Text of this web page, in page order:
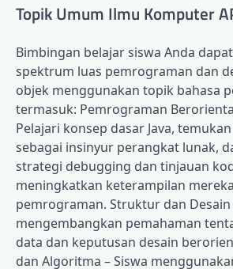
Topik Umum Ilmu Komputer
Bimbingan belajar siswa Anda
spektrum luas pemrograman dan
objek menggunakan topik bahasa
termasuk: Pemrograman
Pelajari konsep dasar Java,
sebagai insinyur perangkat lunak,
strategi debugging dan tinjauan
meningkatkan keterampilan
pemrograman. Struktur dan Desain
mengembangkan pemahaman
data dan keputusan desain
dan Algoritma – Siswa